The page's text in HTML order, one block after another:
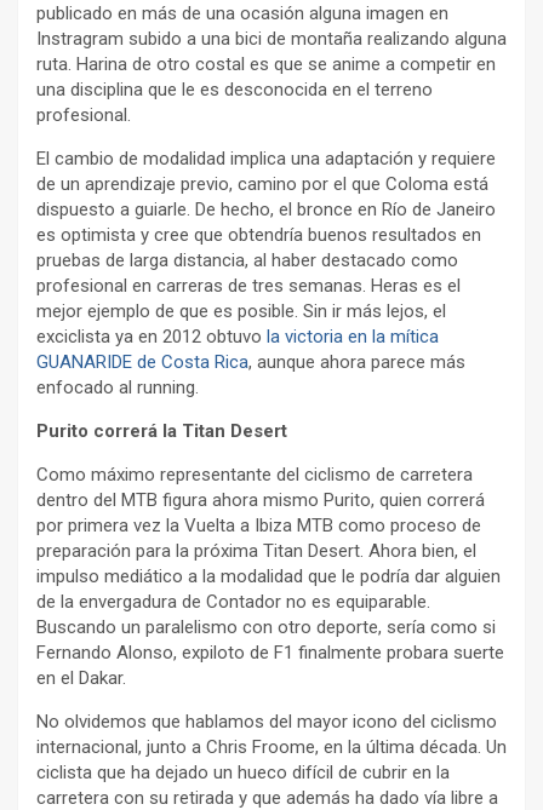
publicado en más de una ocasión alguna imagen en
Instragram subido a una bici de montaña realizando alguna
ruta. Harina de otro costal es que se anime a competir en
una disciplina que le es desconocida en el terreno
profesional.
El cambio de modalidad implica una adaptación y requiere
de un aprendizaje previo, camino por el que Coloma está
dispuesto a guiarle. De hecho, el bronce en Río de Janeiro
es optimista y cree que obtendría buenos resultados en
pruebas de larga distancia, al haber destacado como
profesional en carreras de tres semanas. Heras es el
mejor ejemplo de que es posible. Sin ir más lejos, el
exciclista ya en 2012 obtuvo la victoria en la mítica
GUANARIDE de Costa Rica, aunque ahora parece más
enfocado al running.
Purito correrá la Titan Desert
Como máximo representante del ciclismo de carretera
dentro del MTB figura ahora mismo Purito, quien correrá
por primera vez la Vuelta a Ibiza MTB como proceso de
preparación para la próxima Titan Desert. Ahora bien, el
impulso mediático a la modalidad que le podría dar alguien
de la envergadura de Contador no es equiparable.
Buscando un paralelismo con otro deporte, sería como si
Fernando Alonso, expiloto de F1 finalmente probara suerte
en el Dakar.
No olvidemos que hablamos del mayor icono del ciclismo
internacional, junto a Chris Froome, en la última década. Un
ciclista que ha dejado un hueco difícil de cubrir en la
carretera con su retirada y que además ha dado vía libre a